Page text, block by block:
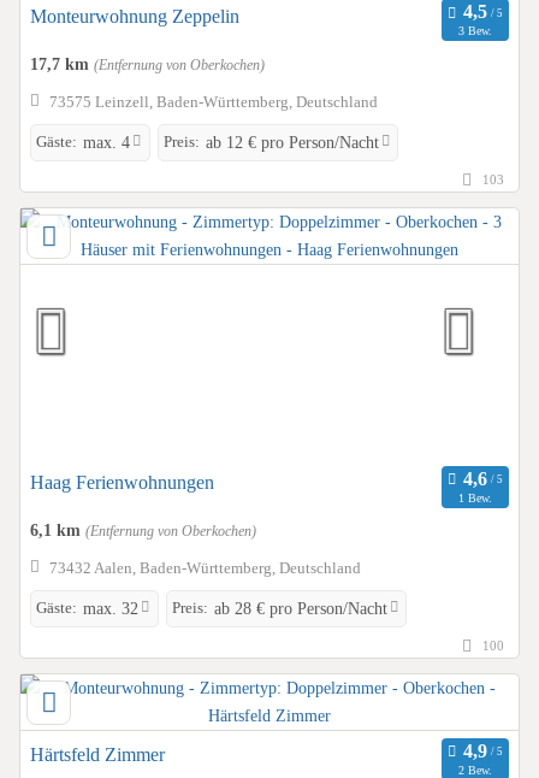
Monteurwohnung Zeppelin
3 Bew.
17,7 km (Entfernung von Oberkochen)
73575 Leinzell, Baden-Württemberg, Deutschland
Gäste: max. 4 Preis: ab 12 € pro Person/Nacht
103
Haag Ferienwohnungen
1 Bew.
6,1 km (Entfernung von Oberkochen)
73432 Aalen, Baden-Württemberg, Deutschland
Gäste: max. 32 Preis: ab 28 € pro Person/Nacht
100
Härtsfeld Zimmer
2 Bew.